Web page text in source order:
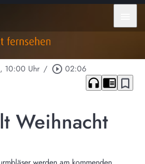
, 10:00 Uhr / play_circle_outline 02:06
headphones chrome_reader_mode bookmark_border
Weihnacht